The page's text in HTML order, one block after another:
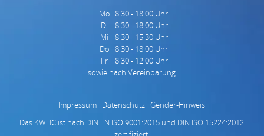
Mo 8.30 - 18.00 Uhr
Di
8.30 - 18.00 Uhr
Mi
8.30 - 15.30 Uhr
Do 8.30 - 18.00 Uhr
Fr
8.30 - 12.00 Uhr
sowie nach Vereinbarung
Impressum · Datenschutz ·Gender-Hinweis
Das KWHC ist nach DIN EN ISO 9001:2015 und DIN ISO 15224:2012